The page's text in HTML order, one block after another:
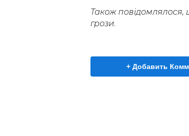
Також повідомлялося,
грози.
+ Добавить